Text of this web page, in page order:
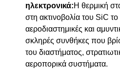
ηλεκτρονικά:Η θερμική
στη ακτινοβολία του SiC
αεροδιαστημικές και
σκληρές συνθήκες που
του διαστήματος,
αεροπορικά συστήματα.